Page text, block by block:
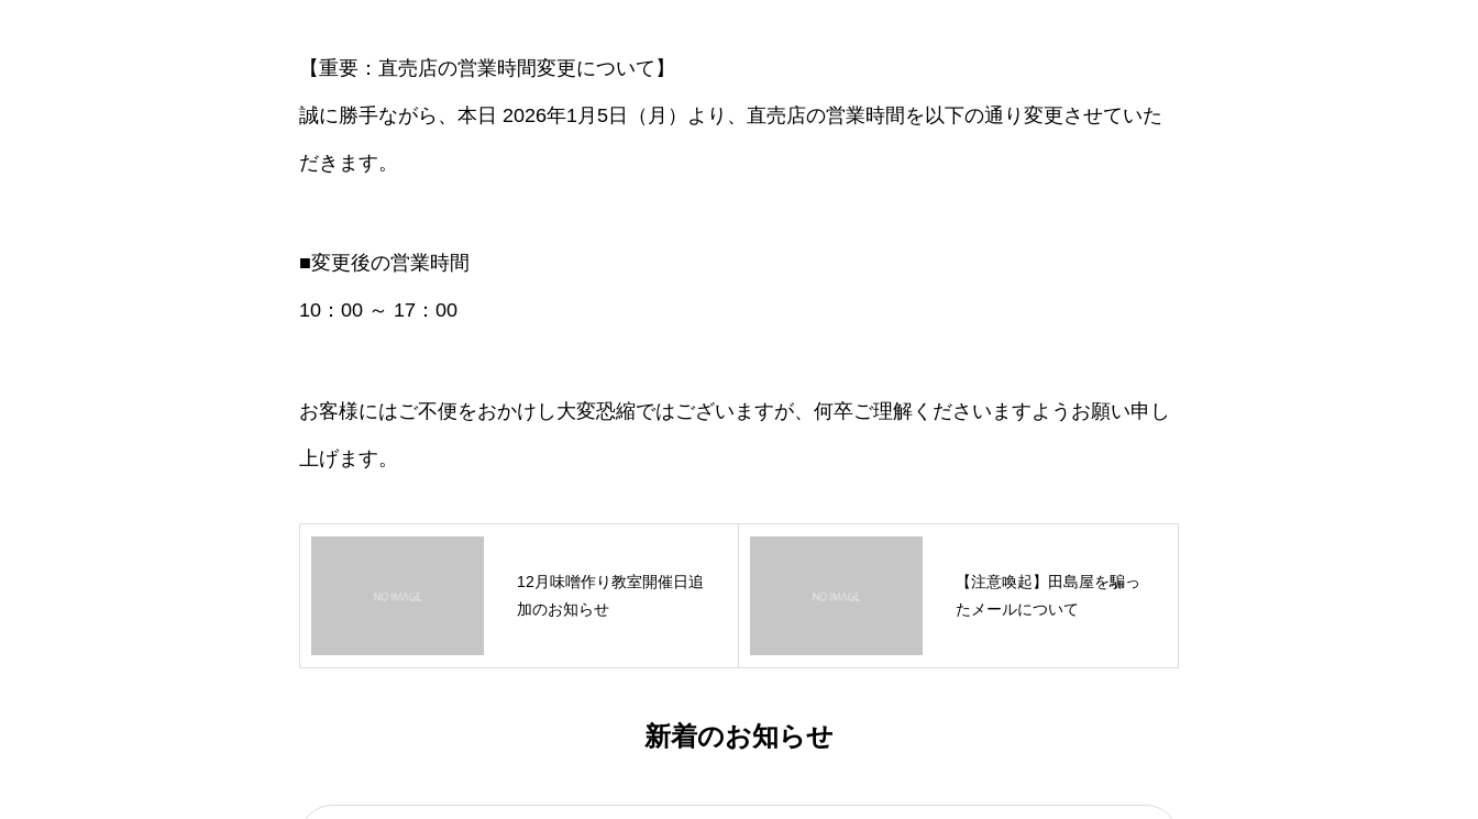
【重要：直売店の営業時間変更について】
誠に勝手ながら、本日 2026年1月5日（月）より、直売店の営業時間を以下の通り変更させていた
だきます。
■変更後の営業時間
10：00 ～ 17：00
お客様にはご不便をおかけし大変恐縮ではございますが、何卒ご理解くださいますようお願い申し
上げます。
12月味噌作り教室開催日追
加のお知らせ
【注意喚起】田島屋を騙っ
たメールについて
新着のお知らせ